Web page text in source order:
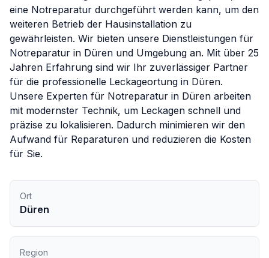
eine Notreparatur durchgeführt werden kann, um den
weiteren Betrieb der Hausinstallation zu
gewährleisten. Wir bieten unsere Dienstleistungen für
Notreparatur in Düren und Umgebung an. Mit über 25
Jahren Erfahrung sind wir Ihr zuverlässiger Partner
für die professionelle Leckageortung in Düren.
Unsere Experten für Notreparatur in Düren arbeiten
mit modernster Technik, um Leckagen schnell und
präzise zu lokalisieren. Dadurch minimieren wir den
Aufwand für Reparaturen und reduzieren die Kosten
für Sie.
Ort
Düren
Region